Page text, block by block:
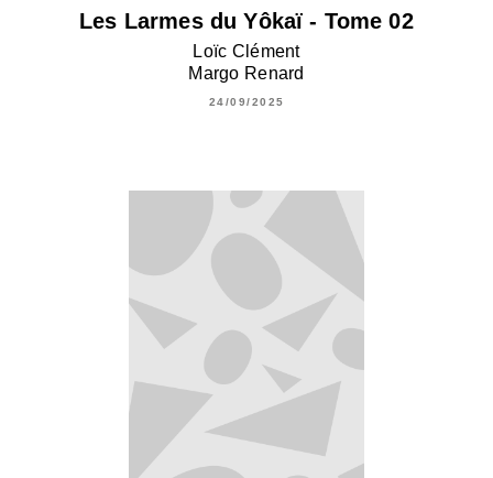
Les Larmes du Yôkaï - Tome 02
Loïc Clément
Margo Renard
24/09/2025